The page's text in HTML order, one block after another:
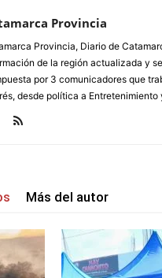
Provincia
Provincia, Diario de
de la región actualizada y
por 3 comunicadores que
desde política a Entretenimiento
Más del autor